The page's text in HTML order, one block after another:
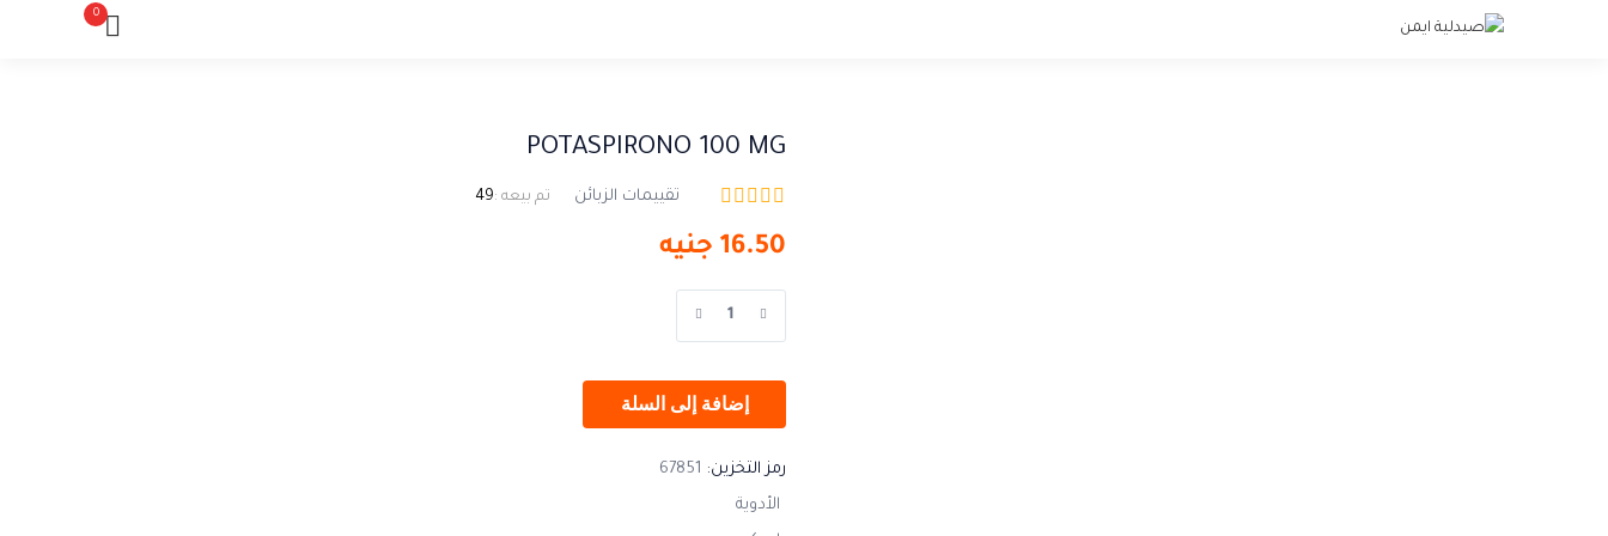
0
POTASPIRONO 100 MG
تقييمات الزبائن تم بيعه :49
16.50 جنيه
إضافة إلى السلة
رمز التخزين: 67851
الأدوية